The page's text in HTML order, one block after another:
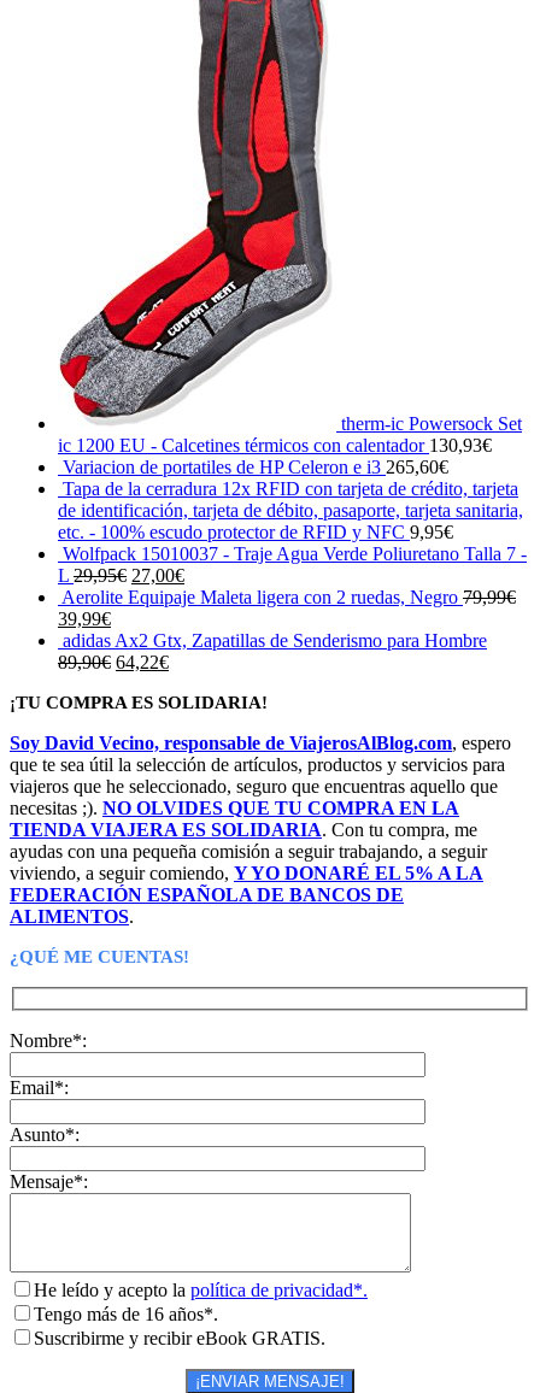
therm-ic Powersock Set
ic 1200 EU - Calcetines térmicos con calentador 130,93€
Variacion de portatiles de HP Celeron e i3 265,60€
Tapa de la cerradura 12x RFID con tarjeta de crédito, tarjeta
de identificación, tarjeta de débito, pasaporte, tarjeta sanitaria,
etc. - 100% escudo protector de RFID y NFC 9,95€
Wolfpack 15010037 - Traje Agua Verde Poliuretano Talla 7 -
L 29,95€ El
precio
era:
29,95€.
27,00€El
precio
es:
Aerolite Equipaje Maleta ligera con 2 ruedas, Negro 79,99€
El
precio
original
79,99€.
39,99€El
precio
actual
39,99€.
adidas Ax2 Gtx, Zapatillas de Senderismo para Hombre
89,90€ El
original
89,90€.
64,22€El
actual
64,22€.
¡TU COMPRA ES SOLIDARIA!
Soy David Vecino, responsable de ViajerosAlBlog.com, espero
que te sea útil la selección de artículos, productos y servicios para
viajeros que he seleccionado, seguro que encuentras aquello que
necesitas ;). NO OLVIDES QUE TU COMPRA EN LA
TIENDA VIAJERA ES SOLIDARIA. Con tu compra, me
ayudas con una pequeña comisión a seguir trabajando, a seguir
viviendo, a seguir comiendo, Y YO DONARÉ EL 5% A LA
FEDERACIÓN ESPAÑOLA DE BANCOS DE
ALIMENTOS.
¿QUÉ ME CUENTAS!
Nombre*:
Email*:
Asunto*:
Mensaje*:
He leído y acepto la política de privacidad*.
Tengo más de 16 años*.
Suscribirme y recibir eBook GRATIS.